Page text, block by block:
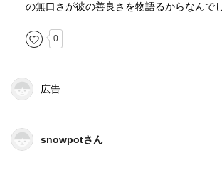
の無口さが彼の善良さを物語るからなんで
0
広告
snowpotさん